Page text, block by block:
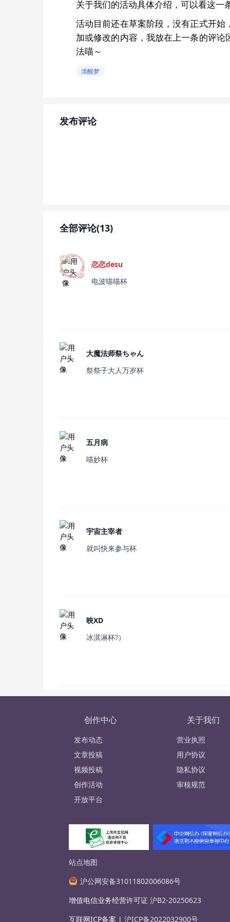
关于我们的活动具体介绍，可以看这一
活动目前还在草案阶段，没有正式开
加或修改的内容，我放在上一条的评
法喵～
清醒梦
发布评论
全部评论(13)
恋恋desu
电波喵喵杯
大魔法师祭ちゃん
祭祭子大人万岁杯
五月病
喵妙杯
宇宙主宰者
就叫快来参与杯
映XD
冰淇淋杯?）
创作中心
发布动态
文章投稿
视频投稿
创作活动
开放平台
关于我们
营业执照
用户协议
隐私协议
审核规范
站点地图
沪公网安备31011802006086号
增值电信业务经营许可证沪B2-20250623
互联网ICP备案 |沪ICP备2022032900号